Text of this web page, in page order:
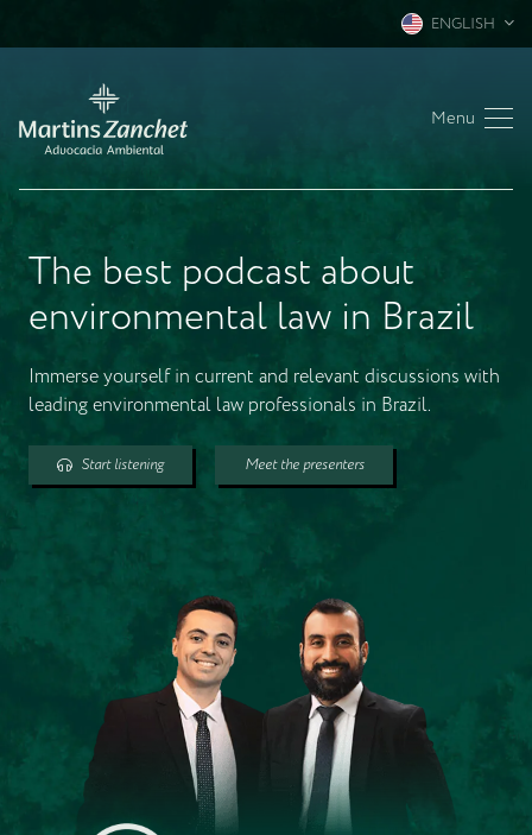
ENGLISH
Menu
The best podcast about
environmental law in Brazil
Immerse yourself in current and relevant discussions with
leading environmental law professionals in Brazil.
Start listening Meet the presenters